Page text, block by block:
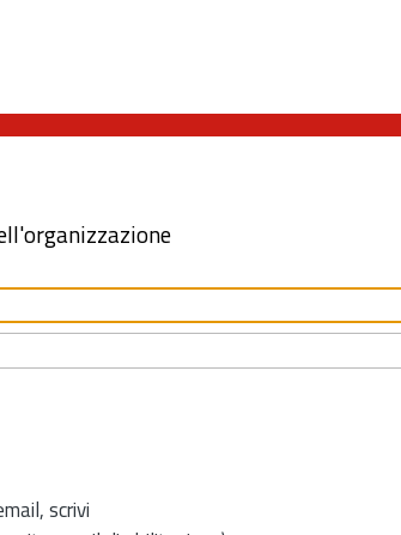
scrivi